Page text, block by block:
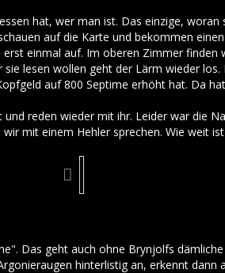
hat, wer man ist. Das einzige,
auf die Karte und bekommen einen
einmal auf. Im oberen Zimmer finden
lesen wollen geht der Lärm wieder
auf 800 Septime erhöht hat. Da
reden wieder mit ihr. Leider war die
mit einem Hehler sprechen. Wie weit
Das geht auch ohne Brynjolfs
hinterlistig an, erkennt dann